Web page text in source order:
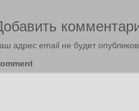
адрес email не будет